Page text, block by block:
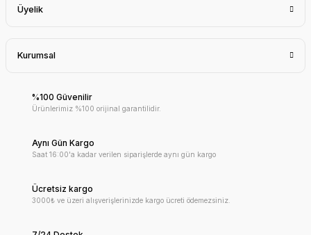
Üyelik
Kurumsal
%100 Güvenilir
Ürünlerimiz %100 orijinal garantilidir.
Aynı Gün Kargo
Saat 16:00'a kadar verilen siparişlerde aynı gün kargo
Ücretsiz kargo
3000₺ ve üzeri alışverişlerinizde kargo ücreti ödemezsiniz.